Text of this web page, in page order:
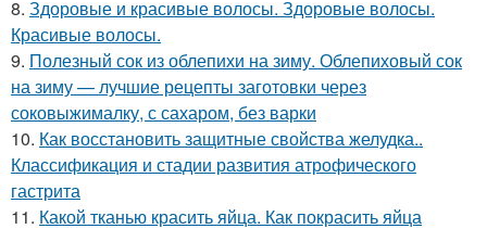
8. Здоровые и красивые волосы. Здоровые волосы.
Красивые волосы.
9. Полезный сок из облепихи на зиму. Облепиховый сок
на зиму — лучшие рецепты заготовки через
соковыжималку, с сахаром, без варки
10. Как восстановить защитные свойства желудка..
Классификация и стадии развития атрофического
гастрита
11. Какой тканью красить яйца. Как покрасить яйца